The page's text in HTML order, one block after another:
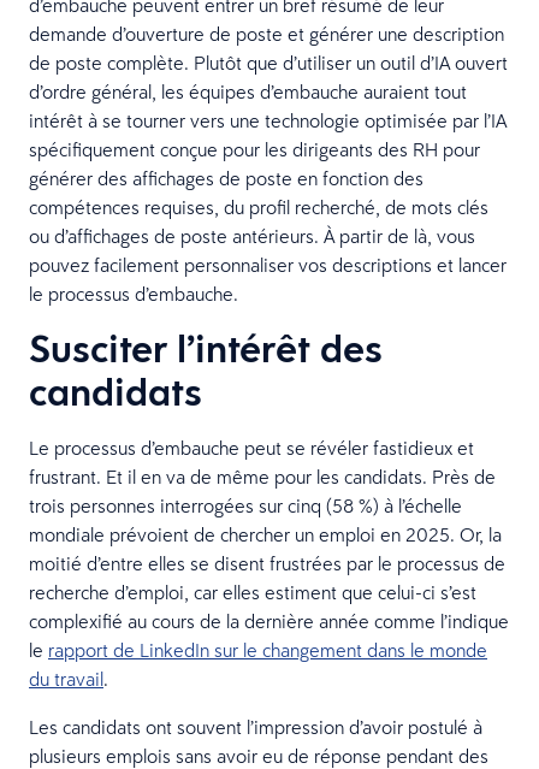
demande d’ouverture de poste et générer une description
de poste complète. Plutôt que d’utiliser un outil d’IA ouvert
d’ordre général, les équipes d’embauche auraient tout
intérêt à se tourner vers une technologie optimisée par l’IA
spécifiquement conçue pour les dirigeants des RH pour
générer des affichages de poste en fonction des
compétences requises, du profil recherché, de mots clés
ou d’affichages de poste antérieurs. À partir de là, vous
pouvez facilement personnaliser vos descriptions et lancer
le processus d’embauche.
Susciter l’intérêt des
candidats
Le processus d’embauche peut se révéler fastidieux et
frustrant. Et il en va de même pour les candidats. Près de
trois personnes interrogées sur cinq (58 %) à l’échelle
mondiale prévoient de chercher un emploi en 2025. Or, la
moitié d’entre elles se disent frustrées par le processus de
recherche d’emploi, car elles estiment que celui-ci s’est
complexifié au cours de la dernière année comme l’indique
le rapport de LinkedIn sur le changement dans le monde
du travail.
Les candidats ont souvent l’impression d’avoir postulé à
plusieurs emplois sans avoir eu de réponse pendant des